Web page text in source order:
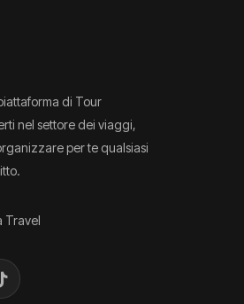
di Tour
nel settore dei viaggi,
per te qualsiasi
Travel